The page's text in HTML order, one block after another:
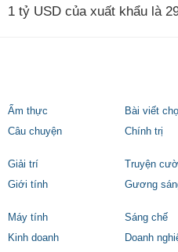
1 tỷ USD của xuất khẩu là
Ẩm thực Bài viết
Câu chuyện
Chính trị
Giải trí
Truyện
Giới tính
Gương
Máy tính
Sáng chế
Kinh doanh
Doanh